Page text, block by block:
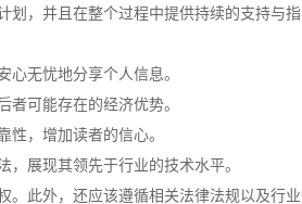
划，并且在整个过程中提供持续的支持与指
无忧地分享个人信息。
可能存在的经济优势。
，增加读者的信心。
展现其领先于行业的技术水平。
。此外，还应该遵循相关法律法规以及行